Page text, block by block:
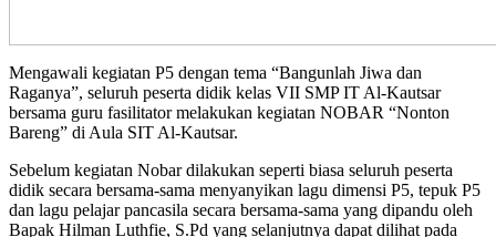
Mengawali kegiatan P5 dengan tema “Bangunlah Jiwa dan
Raganya”, seluruh peserta didik kelas VII SMP IT Al-Kautsar
bersama guru fasilitator melakukan kegiatan NOBAR “Nonton
Bareng” di Aula SIT Al-Kautsar.
Sebelum kegiatan Nobar dilakukan seperti biasa seluruh peserta
didik secara bersama-sama menyanyikan lagu dimensi P5, tepuk P5
dan lagu pelajar pancasila secara bersama-sama yang dipandu oleh
Bapak Hilman Luthfie, S.Pd yang selanjutnya dapat dilihat pada